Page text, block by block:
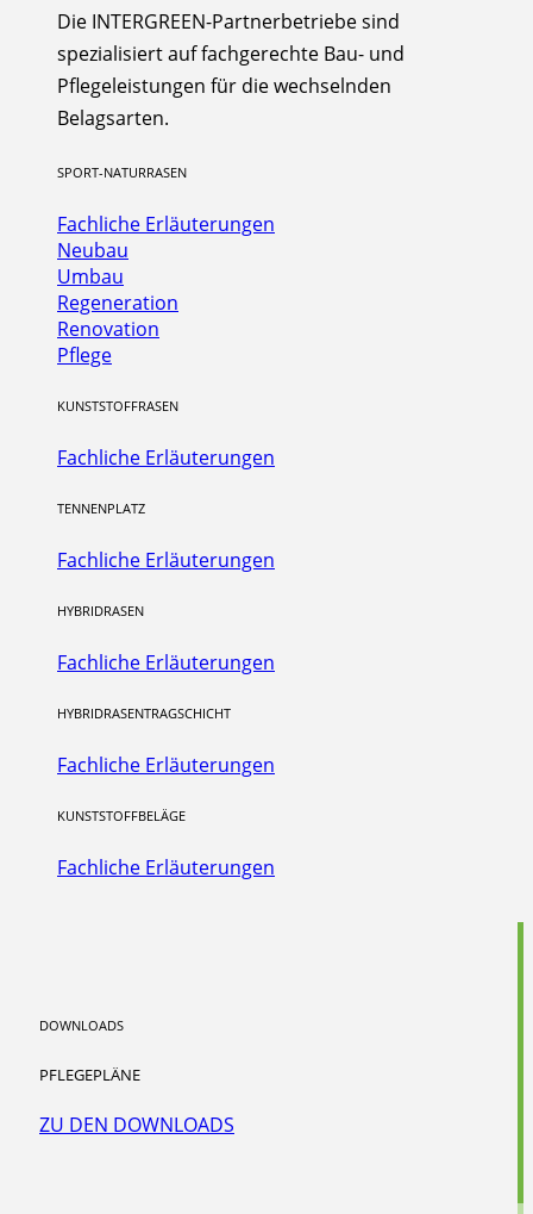
Die INTERGREEN-Partnerbetriebe sind
spezialisiert auf fachgerechte Bau- und
Pflegeleistungen für die wechselnden
Belagsarten.
SPORT-NATURRASEN
Fachliche Erläuterungen
Neubau
Umbau
Regeneration
Renovation
Pflege
KUNSTSTOFFRASEN
Fachliche Erläuterungen
TENNENPLATZ
Fachliche Erläuterungen
HYBRIDRASEN
Fachliche Erläuterungen
HYBRIDRASENTRAGSCHICHT
Fachliche Erläuterungen
KUNSTSTOFFBELÄGE
Fachliche Erläuterungen
DOWNLOADS
PFLEGEPLÄNE
ZU DEN DOWNLOADS